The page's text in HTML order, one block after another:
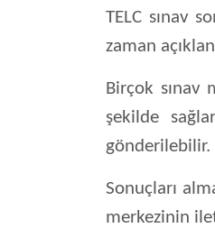
TELC sınav
zaman
Birçok sınav
şekilde
gönderilebilir.
Sonuçları
merkezinin